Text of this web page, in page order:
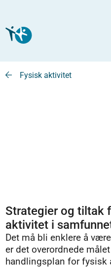
Fysisk aktivitet
Strategier og tiltak
aktivitet i
Det må bli enklere å
er det overordnede
handlingsplan for fysisk